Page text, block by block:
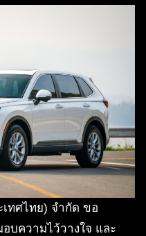
ทศไทย) จำกัด ขอ
ความไว้วางใจ และ